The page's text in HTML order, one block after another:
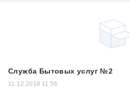
Служба Бытовых услуг №2
11.12.2018 11:56